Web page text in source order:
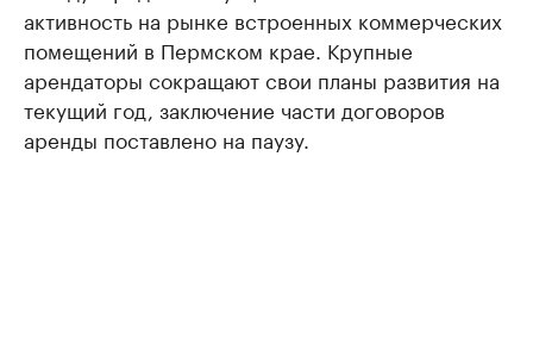
активность на рынке встроенных коммерческих
помещений в Пермском крае. Крупные
арендаторы сокращают свои планы развития на
текущий год, заключение части договоров
аренды поставлено на паузу.